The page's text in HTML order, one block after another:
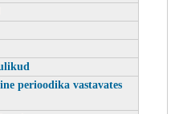
perioodika vastavates